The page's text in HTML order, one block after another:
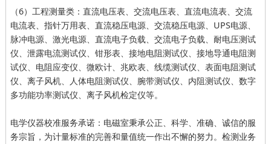
（6）工程测量类：直流电压表、交流电压表、直流电流表、交流
电流表、指针万用表、直流稳压电源、交流稳压电源、UPS电源、
脉冲电源、激光电源、直流电子负载、交流电子负载、耐电压测试
仪、泄露电流测试仪、钳形表、接地电阻测试仪、接地导通电阻测
试仪、电阻应变仪、微欧计、兆欧表、线缆测试仪、表面电阻测试
仪、离子风机、人体电阻测试仪、腕带测试仪、内阻测试仪、数字
多功能功率测试仪、离子风机检定仪等。
电学仪器校准服务承诺：电磁室秉承公正、科学、准确、诚信的服
务宗旨，为计量标准的完善和量值统一作出不懈的努力。检测业务